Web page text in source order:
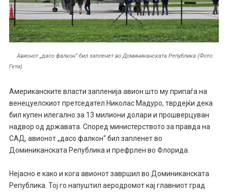
Авионот „дасо фалкон“ бил запленет во Доминиканската Република (Фото:
Гети)
Американските власти запленија авион што му припаѓа на
венецуелскиот претседател Николас Мадуро, тврдејќи дека
бил купен илегално за 13 милиони долари и прошверцуван
надвор од државата. Според министерството за правда на
САД, авионот „дасо фалкон“ бил запленет во
Доминиканската Република и префрлен во Флорида.
Нејасно е како и кога авионот завршил во Доминиканската
Република. Тој го напуштил аеродромот кај главниот град